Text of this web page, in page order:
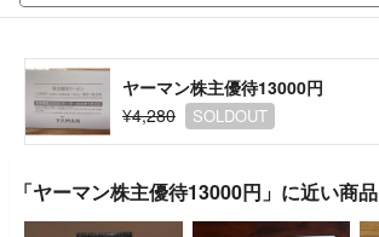
ヤーマン株主優待13000円
¥4,280
SOLDOUT
「ヤーマン株主優待13000円」に近い商品